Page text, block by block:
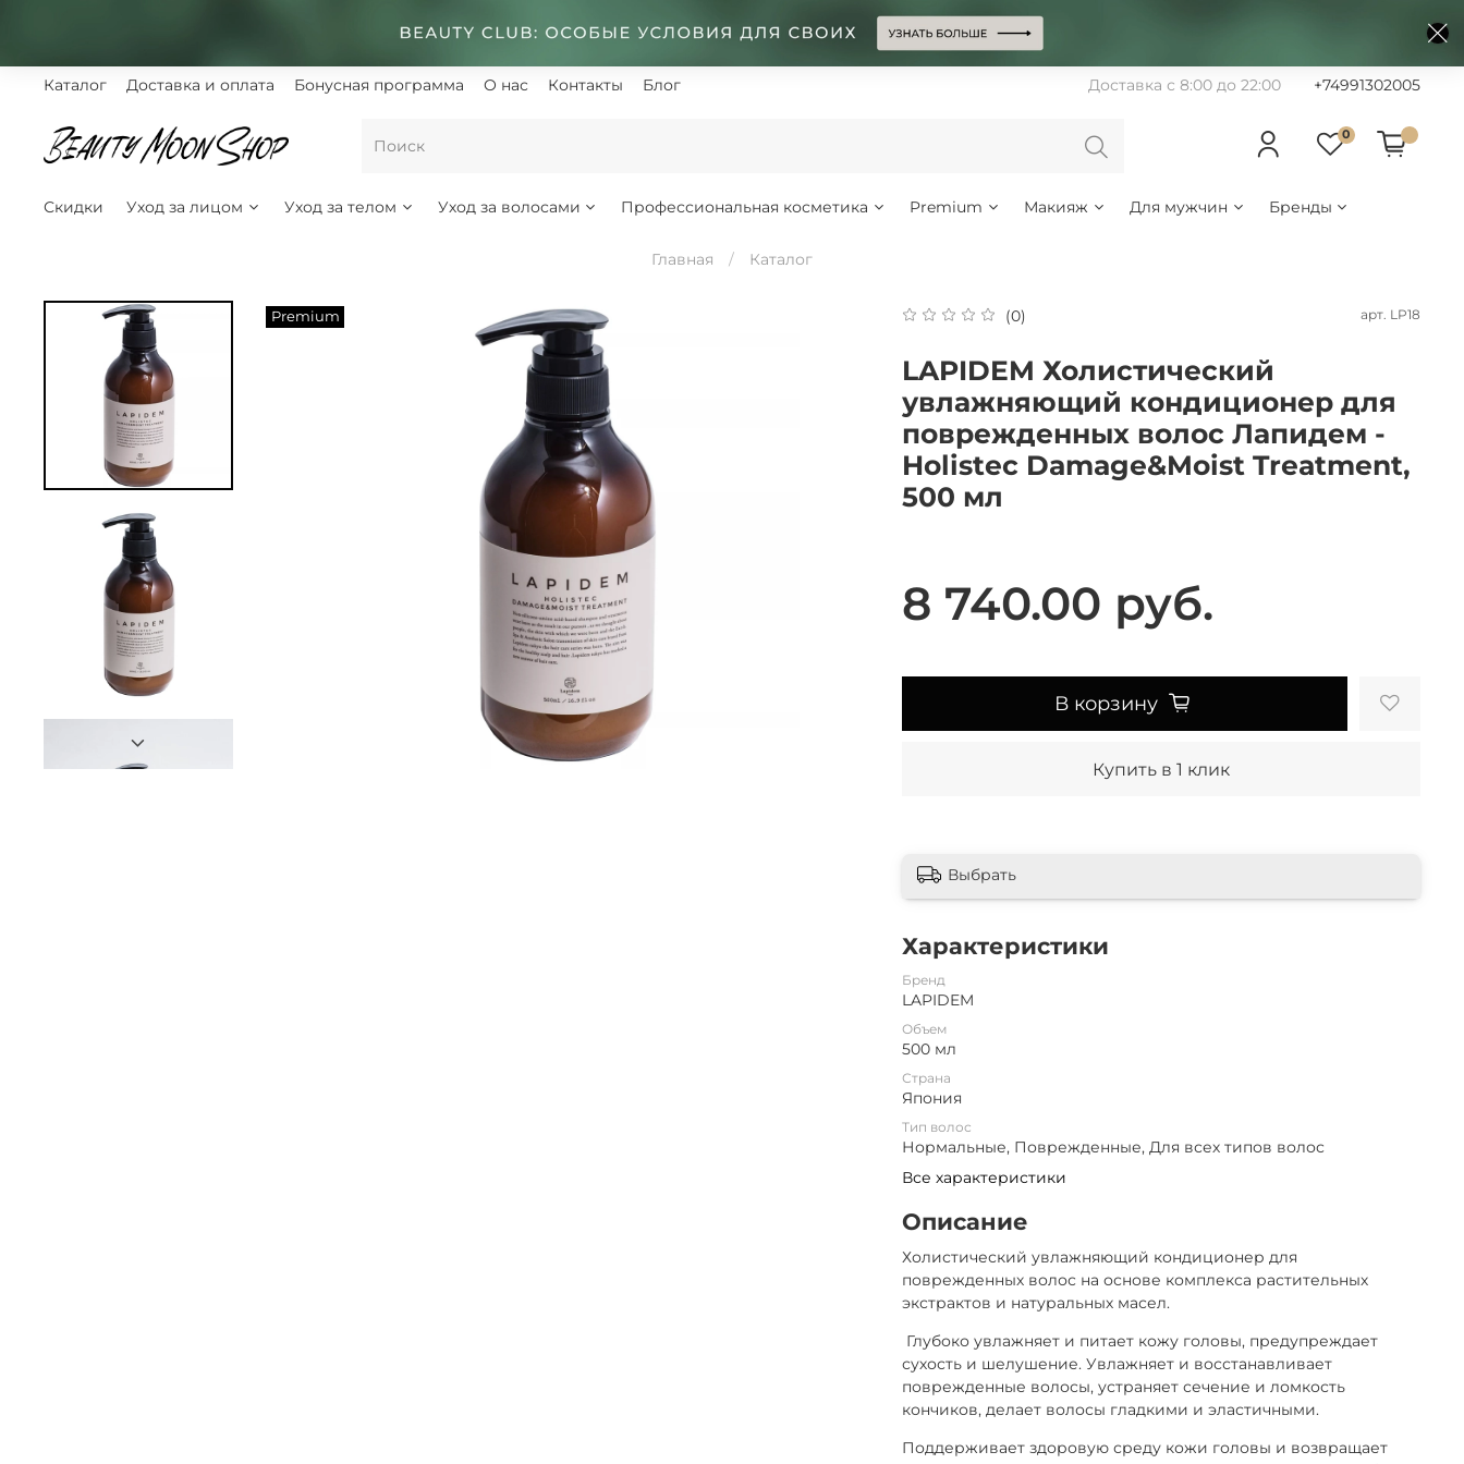
Каталог Доставка и оплата Бонусная программа О нас Контакты Блог Доставка с 8:00 до 22:00 +74991302005
0
Скидки Уход за лицом Уход за телом Уход за волосами Профессиональная косметика Premium Макияж Для мужчин Бренды
Главная Каталог
Premium (0) арт. LP18
LAPIDEM Холистический
увлажняющий кондиционер для
поврежденных волос Лапидем -
Holistec Damage&Moist Treatment,
500 мл
8 740.00 руб.
В корзину
Купить в 1 клик
Выбрать
Характеристики
Бренд
LAPIDEM
Объем
500 мл
Страна
Япония
Тип волос
Нормальные, Поврежденные, Для всех типов волос
Все характеристики
Описание
Холистический увлажняющий кондиционер для
поврежденных волос на основе комплекса растительных
экстрактов и натуральных масел.
Глубоко увлажняет и питает кожу головы, предупреждает
сухость и шелушение. Увлажняет и восстанавливает
поврежденные волосы, устраняет сечение и ломкость
кончиков, делает волосы гладкими и эластичными.
Поддерживает здоровую среду кожи головы и возвращает